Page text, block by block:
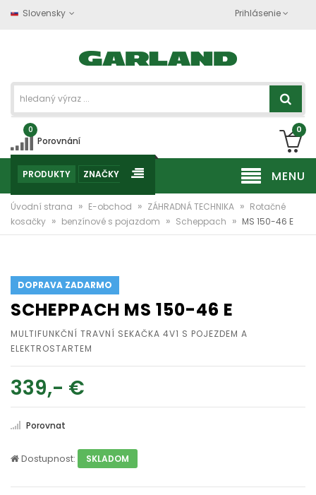
Slovensky Prihlásenie
0
Porovnání
0
MENU
PRODUKTY ZNAČKY
Úvodní strana » E-obchod » ZÁHRADNÁ TECHNIKA » Rotačné
kosačky » benzínové s pojazdom » Scheppach » MS 150-46 E
DOPRAVA ZADARMO
SCHEPPACH MS 150-46 E
MULTIFUNKČNÍ TRAVNÍ SEKAČKA 4V1 S POJEZDEM A
ELEKTROSTARTEM
339,- €
Porovnat
Dostupnost: SKLADOM